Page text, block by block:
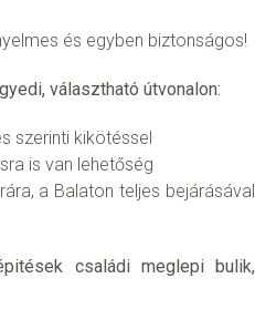
és egyben biztonságos!
választható útvonalon:
szerinti kikötéssel
is van lehetőség
a Balaton teljes bejárásával
családi meglepi bulik,